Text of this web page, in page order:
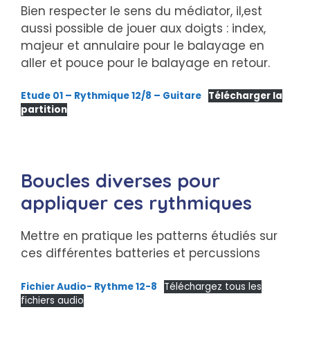
Bien respecter le sens du médiator, il,est
aussi possible de jouer aux doigts : index,
majeur et annulaire pour le balayage en
aller et pouce pour le balayage en retour.
Etude 01 – Rythmique 12/8 – Guitare Télécharger la
partition
Boucles diverses pour
appliquer ces rythmiques
Mettre en pratique les patterns étudiés sur
ces différentes batteries et percussions
Fichier Audio- Rythme 12-8
Téléchargez tous les
fichiers audio